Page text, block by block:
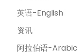
英语-English
资讯
阿拉伯语-Arabic